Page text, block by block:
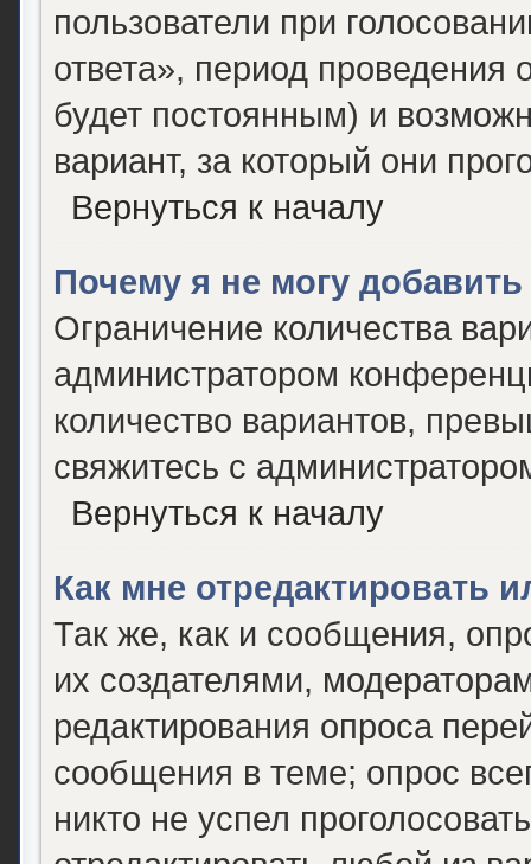
пользователи при
ответа», период проведения
будет постоянным) и
вариант, за который они
Вернуться к началу
Почему я не могу
Ограничение количества
администратором
количество вариантов,
свяжитесь с
Вернуться к началу
Как мне отредактировать
Так же, как и сообщения,
их создателями,
редактирования опроса
сообщения в теме; опрос
никто не успел